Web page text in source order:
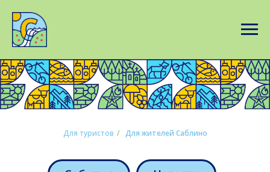
Для туристов / Для жителей Саблино